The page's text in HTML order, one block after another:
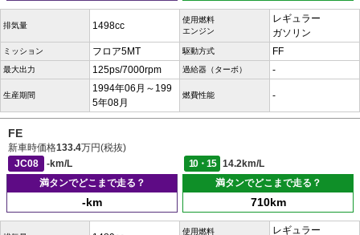
排気量 1498cc
使用燃料
エンジン
レギュラー
ガソリン
ミッション フロア5MT 駆動方式 FF
最大出力 125ps/7000rpm 過給器（ターボ） -
生産期間
1994年06月～199
5年08月
燃費性能 -
FE
新車時価格133.4万円(税抜)
JC08
-km/L 10・15
14.2km/L
満タンでどこまで走る？
-km
満タンでどこまで走る？
710km
使用燃料
レギュラー